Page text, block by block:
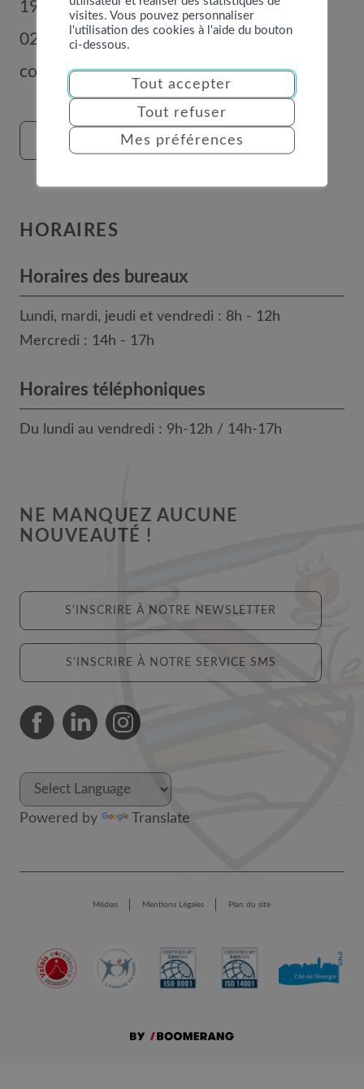
1996
Basse-Nendaz
027 289 56 00
commune@nendaz.org
FORMULAIRE DE CONTACT
HORAIRES
Horaires des bureaux
Lundi, mardi, jeudi et vendredi : 8h - 12h
Mercredi : 14h - 17h
Horaires téléphoniques
Du lundi au vendredi : 9h-12h / 14h-17h
NE MANQUEZ AUCUNE
NOUVEAUTÉ !
S'INSCRIRE À NOTRE NEWSLETTER
S'INSCRIRE À NOTRE SERVICE SMS
Powered by Translate
Médias Mentions Légales Plan du site
visites. Vous pouvez personnaliser
l'utilisation des cookies à l'aide du bouton
ci-dessous.
Tout accepter
Tout refuser
Mes préférences